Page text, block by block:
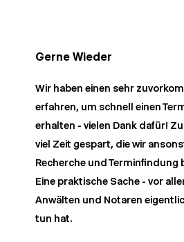
Gerne Wieder
Wir haben einen sehr
erfahren, um schnell einen
erhalten - vielen Dank dafür!
viel Zeit gespart, die wir
Recherche und
Eine praktische Sache - vor
Anwälten und Notaren
tun hat.